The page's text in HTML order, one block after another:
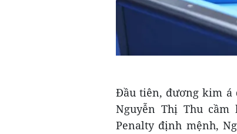
Đầu tiên, đương kim á
Nguyễn Thị Thu
Penalty định mệnh,